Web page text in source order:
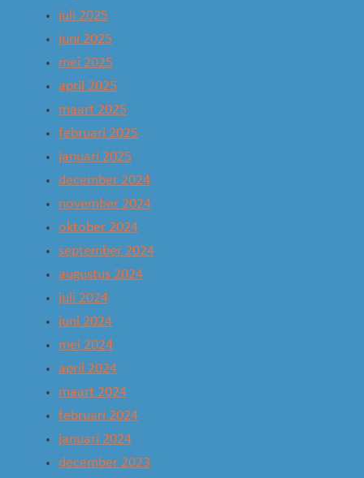
juli 2025
juni 2025
mei 2025
april 2025
maart 2025
februari 2025
januari 2025
december 2024
november 2024
oktober 2024
september 2024
augustus 2024
juli 2024
juni 2024
mei 2024
april 2024
maart 2024
februari 2024
januari 2024
december 2023